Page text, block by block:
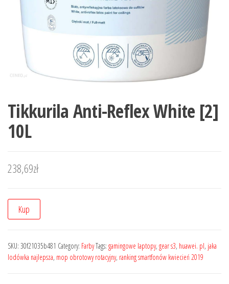
Tikkurila Anti-Reflex White [2]
10L
238,69zł
Kup
SKU: 30f21035b481 Category: FarbyTags: gamingowe laptopy, gear s3, huawei. pl, jaka
lodówka najlepsza, mop obrotowy rotacyjny, ranking smartfonów kwiecień 2019